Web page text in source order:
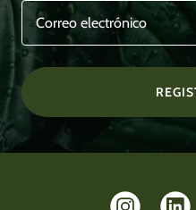
Correo electrónico